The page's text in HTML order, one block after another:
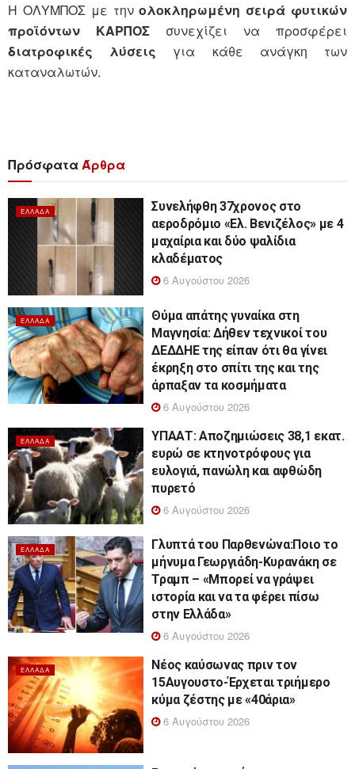
Η ΟΛΥΜΠΟΣ με τηνολοκληρωμένη σειρά φυτικών
προϊόντων ΚΑΡΠΟΣ συνεχίζει να προσφέρει
διατροφικές λύσεις για κάθε ανάγκη των
καταναλωτών.
ΠρόσφαταΆρθρα
ΕΛΛΆΔΑ
Συνελήφθη 37χρονος στο
αεροδρόμιο «Ελ. Βενιζέλος» με 4
μαχαίρια και δύο ψαλίδια
κλαδέματος
6 Αυγούστου 2026
ΕΛΛΆΔΑ
Θύμα απάτης γυναίκα στη
Μαγνησία: Δήθεν τεχνικοί του
ΔΕΔΔΗΕ της είπαν ότι θα γίνει
έκρηξη στο σπίτι της και της
άρπαξαν τα κοσμήματα
6 Αυγούστου 2026
ΕΛΛΆΔΑ
ΥΠΑΑΤ: Αποζημιώσεις 38,1 εκατ.
ευρώ σε κτηνοτρόφους για
ευλογιά, πανώλη και αφθώδη
πυρετό
6 Αυγούστου 2026
ΕΛΛΆΔΑ
Γλυπτά του Παρθενώνα:Ποιο το
μήνυμα Γεωργιάδη-Κυρανάκη σε
Τραμπ – «Μπορεί να γράψει
ιστορία και να τα φέρει πίσω
στην Ελλάδα»
6 Αυγούστου 2026
ΕΛΛΆΔΑ
Νέος καύσωνας πριν τον
15Αυγουστο-Έρχεται τριήμερο
κύμα ζέστης με «40άρια»
6 Αυγούστου 2026